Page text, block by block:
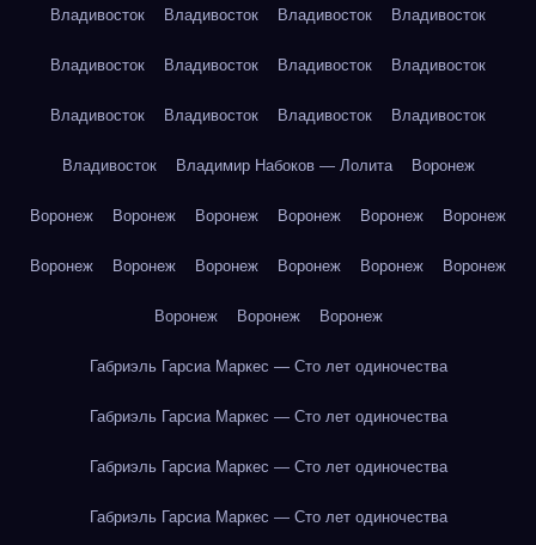
Владивосток Владивосток Владивосток Владивосток
Владивосток Владивосток Владивосток Владивосток
Владивосток Владивосток Владивосток Владивосток
Владивосток Владимир Набоков — Лолита Воронеж
Воронеж Воронеж Воронеж Воронеж Воронеж Воронеж
Воронеж Воронеж Воронеж Воронеж Воронеж Воронеж
Воронеж Воронеж Воронеж
Габриэль Гарсиа Маркес — Сто лет одиночества
Габриэль Гарсиа Маркес — Сто лет одиночества
Габриэль Гарсиа Маркес — Сто лет одиночества
Габриэль Гарсиа Маркес — Сто лет одиночества